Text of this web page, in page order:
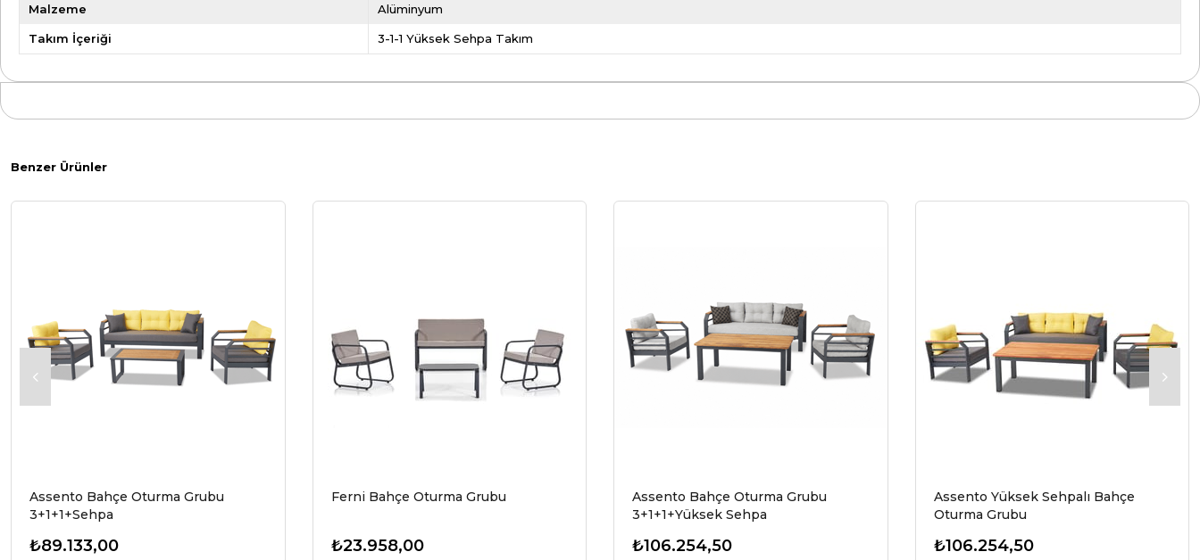
Malzeme Alüminyum
Takım İçeriği 3-1-1 Yüksek Sehpa Takım
Benzer Ürünler
Assento Bahçe Oturma Grubu
3+1+1+Sehpa
₺89.133,00
Ferni Bahçe Oturma Grubu
₺23.958,00
Assento Bahçe Oturma Grubu
3+1+1+Yüksek Sehpa
₺106.254,50
Assento Yüksek Sehpalı Bahçe
Oturma Grubu
₺106.254,50